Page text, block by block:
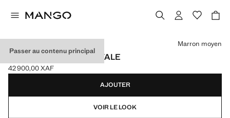
Passer au contenu principal
SAC PORTÉ ÉPAULE OVALE
Prix actuel [42 900,00 XAF ]
42 900,00 XAF
Choisissez une couleur
Marron moyen
AJOUTER
VOIR LE LOOK